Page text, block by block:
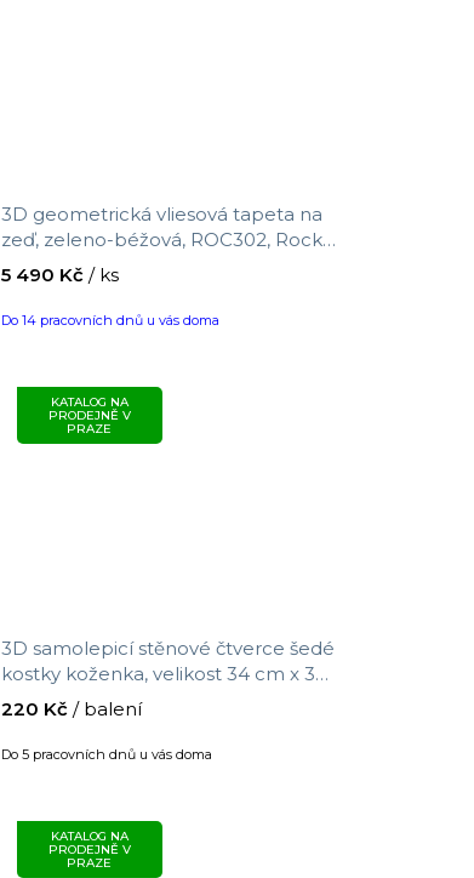
3D geometrická vliesová tapeta na
zeď, zeleno-béžová, ROC302, Rock,
Masureel, velikost 10,05 x 0,7 m
Do 14 pracovních dnů u vás doma
5 490 Kč / ks
KATALOG NA
PRODEJNĚ V
PRAZE
3D samolepicí stěnové čtverce šedé
kostky koženka, velikost 34 cm x 34
cm
Do 5 pracovních dnů u vás doma
220 Kč / balení
KATALOG NA
PRODEJNĚ V
PRAZE